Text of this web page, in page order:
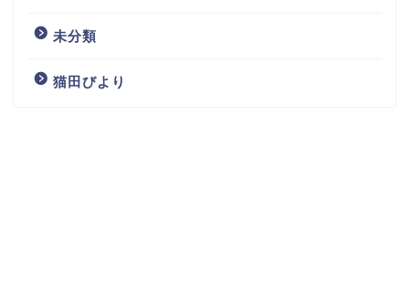
未分類
猫田びより